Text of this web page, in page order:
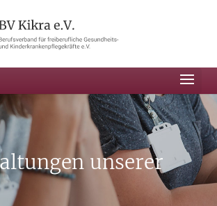
unserer